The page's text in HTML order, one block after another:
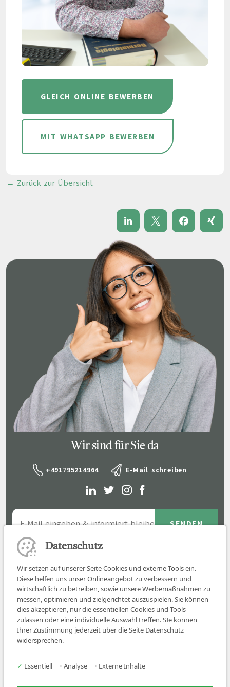
GLEICH ONLINE BEWERBEN
MIT WHATSAPP BEWERBEN
← Zurück zur Übersicht
Wir sind für Sie da
+491795214964 E-Mail schreiben
Job finden
Über uns
Datenschutz
Wir setzen auf unserer Seite Cookies und externe Tools ein.
Diese helfen uns unser Onlineangebot zu verbessern und
wirtschaftlich zu betreiben, sowie unsere Werbemaßnahmen zu
messen, optimieren und zielgerichtet auszuspielen. Sie können
dies akzeptieren, nur die essentiellen Cookies und Tools
zulassen oder eine individuelle Auswahl treffen. SIe können
Ihrer Zustimmung jederzeit über die Seite Datenschutz
widersprechen.
✓ Essentiell • Analyse • Externe Inhalte